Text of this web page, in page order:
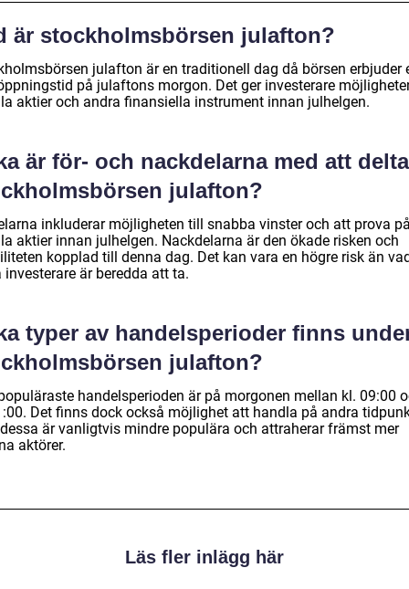
är stockholmsbörsen julafton?
julafton är en traditionell dag då börsen erbjuder
på julaftons morgon. Det ger investerare
aktier och andra finansiella instrument innan julhelgen.
är för- och nackdelarna med att
julafton?
inkluderar möjligheten till snabba vinster och att prova
aktier innan julhelgen. Nackdelarna är den ökade risken och
kopplad till denna dag. Det kan vara en högre risk än
investerare är beredda att ta.
typer av handelsperioder finns
julafton?
handelsperioden är på morgonen mellan kl. 09:00
Det finns dock också möjlighet att handla på andra
är vanligtvis mindre populära och attraherar främst mer
aktörer.
Läs fler inlägg här